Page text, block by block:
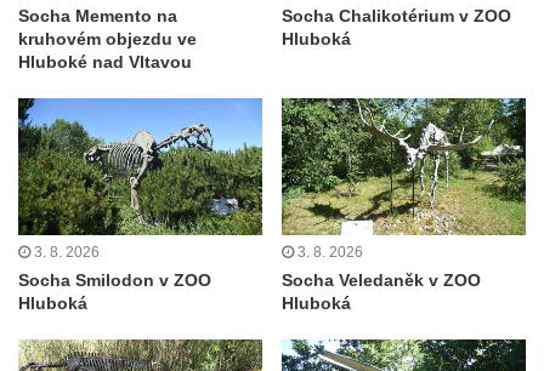
Československé armády v Teplicích
Socha Medvídě v Tierpark Chemnitz
Sochy Ptáci v Tierpark Chemnitz
Socha Skupina jeřábů v Tierpark Chemnitz
Socha Panter v ZOO Leipzig
Socha Dívka s mušlí v ZOO Leipzig
Socha Tygr v ZOO Leipzig
Socha Atlet v ZOO Leipzig
Socha Marabu v ZOO Leipzig
Socha Memento na
kruhovém objezdu ve
Hluboké nad Vltavou
Socha Chalikotérium v ZOO
Hluboká
3. 8. 2026
Socha Smilodon v ZOO
Hluboká
3. 8. 2026
Socha Veledaněk v ZOO
Hluboká